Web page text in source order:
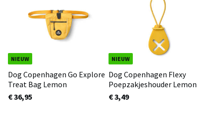
NIEUW
Dog Copenhagen Go Explore
Treat Bag Lemon
€ 36,95
NIEUW
Dog Copenhagen Flexy
Poepzakjeshouder Lemon
€ 3,49